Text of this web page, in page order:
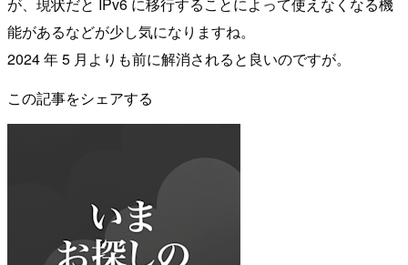
能があるなどが少し気になりますね。
2024 年 5 月よりも前に解消されると良いのですが。
この記事をシェアする